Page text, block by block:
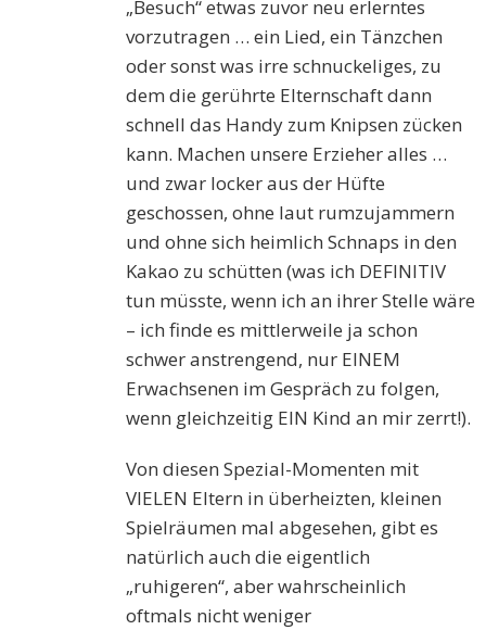
„Besuch“ etwas zuvor neu erlerntes
vorzutragen … ein Lied, ein Tänzchen
oder sonst was irre schnuckeliges, zu
dem die gerührte Elternschaft dann
schnell das Handy zum Knipsen zücken
kann. Machen unsere Erzieher alles …
und zwar locker aus der Hüfte
geschossen, ohne laut rumzujammern
und ohne sich heimlich Schnaps in den
Kakao zu schütten (was ich DEFINITIV
tun müsste, wenn ich an ihrer Stelle wäre
– ich finde es mittlerweile ja schon
schwer anstrengend, nur EINEM
Erwachsenen im Gespräch zu folgen,
wenn gleichzeitig EIN Kind an mir zerrt!).
Von diesen Spezial-Momenten mit
VIELEN Eltern in überheizten, kleinen
Spielräumen mal abgesehen, gibt es
natürlich auch die eigentlich
„ruhigeren“, aber wahrscheinlich
oftmals nicht weniger